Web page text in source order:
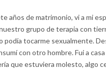
años de matrimonio, vi a mi
grupo de terapia con
podía tocarme sexualmente.
con otro hombre. Fui a casa
que estuviera molesto, algo